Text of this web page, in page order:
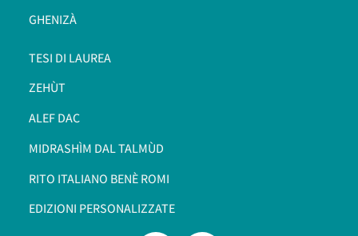
GHENIZÀ
TESI DI LAUREA
ZEHÙT
ALEF DAC
MIDRASHÌM DAL TALMÙD
RITO ITALIANO BENÈ ROMI​
EDIZIONI PERSONALIZZATE